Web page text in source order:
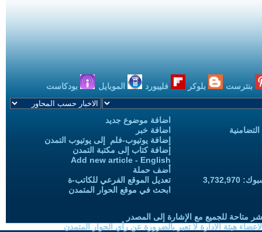
بنترست بلوكر فليبورد الموبايل بودكاست
اضافة موضوع جديد
اضافة خبر
إضافة يوتيوب-فلم إلى يوتيوب التمدن
إضافة كتاب إلى مكتبة التمدن
Add new article - English
أضف حملة
تعديل الموقع الفرعي للكاتب-ة
ابحث في موقع الحوار المتمدن
متاحة للجميع مع الإشارة إلى المصدر
هيئة الادارة لا تعبر بالضرورة عن رأي الحوار المتمدن